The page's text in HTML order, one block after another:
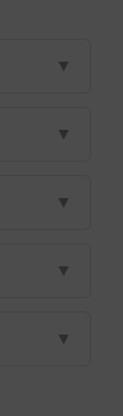
▼
▼
▼
▼
▼